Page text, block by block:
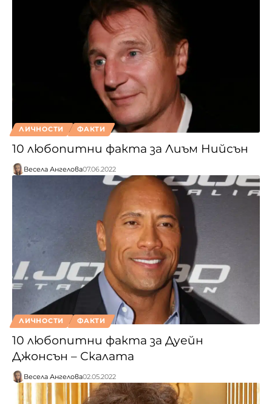
ЛИЧНОСТИ ФАКТИ
10 любопитни факта за Лиъм Нийсън
Весела Ангелова07.06.2022
ЛИЧНОСТИ ФАКТИ
10 любопитни факта за Дуейн
Джонсън – Скалата
Весела Ангелова02.05.2022